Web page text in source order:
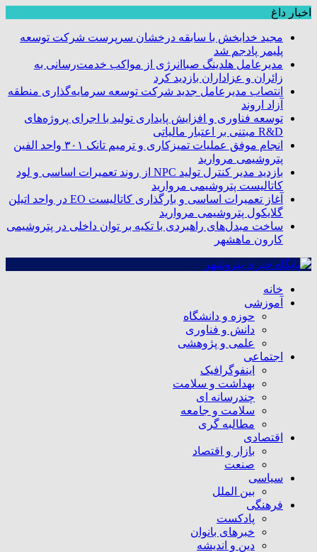
اخبار داغ
مجید خدابخش با سابقه درخشان سرپرست شرکت توسعه
پلیمر پادجم شد
مدیرعامل هلدینگ صباانرژی از مواکب خدمت‌رسانی به
زائران و عزاداران بازدید کرد
انتصاب مدیرعامل جدید شرکت توسعه سرمایه‌گذاری منطقه
آزاد اروند
توسعه فناوری و افزایش پایداری تولید با اجرای پروژه‌های
R&D مبتنی بر اعتبار مالیاتی
انجام موفق عملیات تمیزکاری و ترمیم تانک ۳۰۱ واحد الفین
پتروشیمی مروارید
بازدید مدیر کنترل تولید NPC از روند تعمیرات اساسی و لود
کاتالیست پتروشیمی مروارید
آغاز تعمیرات اساسی و بارگذاری کاتالیست EO در واحد اتیلن
گلایکول پتروشیمی مروارید
ساخت مبدل‌های راهبردی با تکیه بر توان داخلی در پتروشیمی
کارون ماهشهر
خانه
آموزشی
حوزه و دانشگاه
دانش و فناوری
علمی و پژوهشی
اجتماعی
اینفوگرافیک
بهداشت و سلامت
چندرسانه ای
سلامت و جامعه
مطالبه گری
اقتصادی
بازار و اقتصاد
صنعت
سیاسی
بین الملل
فرهنگی
پادکست
خبرهای بانوان
دین و اندیشه